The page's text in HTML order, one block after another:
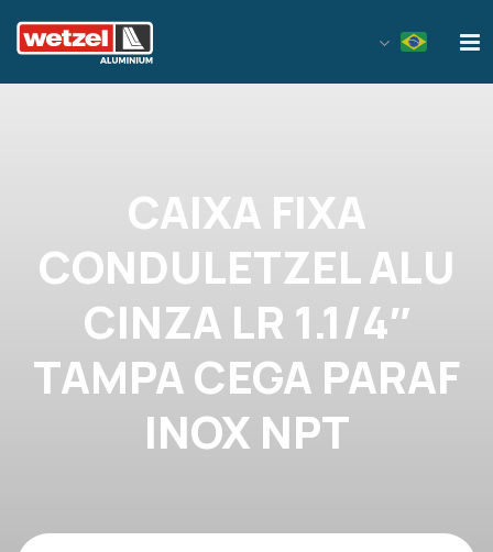
CAIXA FIXA
CONDULETZEL ALU
CINZA LR 1.1/4″
TAMPA CEGA PARAF
INOX NPT